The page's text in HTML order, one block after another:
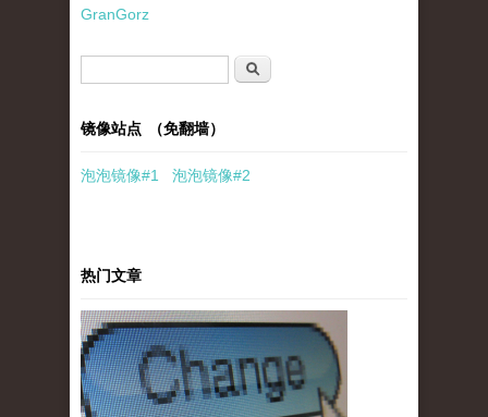
GranGorz
搜索
镜像站点 （免翻墙）
泡泡镜像#1 泡泡镜像#2
热门文章